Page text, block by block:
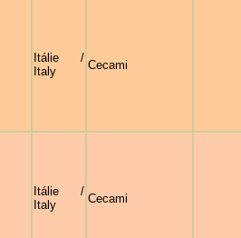
Itálie /
Italy
Cecami
Itálie /
Italy
Cecami